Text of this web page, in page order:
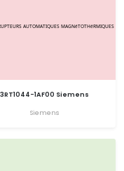
3RT1044-1AF00 Siemens
Siemens